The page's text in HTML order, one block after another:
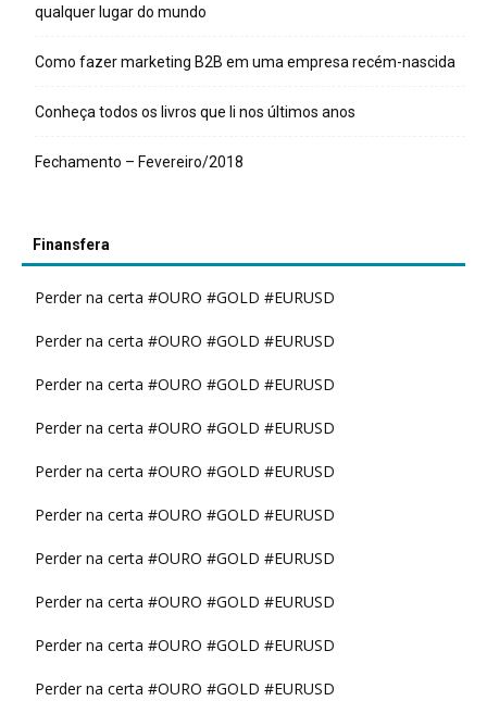
qualquer lugar do mundo
Como fazer marketing B2B em uma empresa recém-nascida
Conheça todos os livros que li nos últimos anos
Fechamento – Fevereiro/2018
Finansfera
Perder na certa #OURO #GOLD #EURUSD
Perder na certa #OURO #GOLD #EURUSD
Perder na certa #OURO #GOLD #EURUSD
Perder na certa #OURO #GOLD #EURUSD
Perder na certa #OURO #GOLD #EURUSD
Perder na certa #OURO #GOLD #EURUSD
Perder na certa #OURO #GOLD #EURUSD
Perder na certa #OURO #GOLD #EURUSD
Perder na certa #OURO #GOLD #EURUSD
Perder na certa #OURO #GOLD #EURUSD